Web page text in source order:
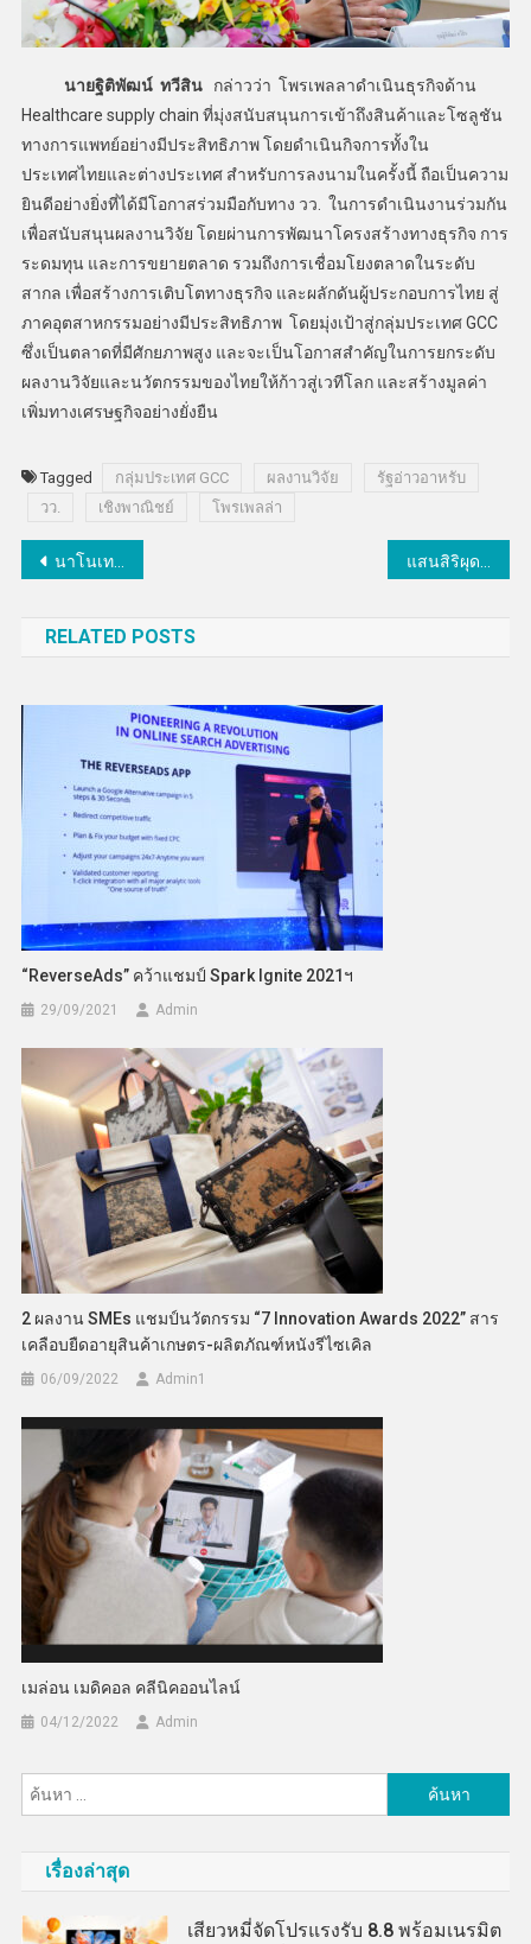
นายฐิติพัฒน์ ทวีสิน กล่าวว่า โพรเพลลาดำเนินธุรกิจด้าน
Healthcare supply chain ที่มุ่งสนับสนุนการเข้าถึงสินค้าและโซลูชัน
ทางการแพทย์อย่างมีประสิทธิภาพ โดยดำเนินกิจการทั้งใน
ประเทศไทยและต่างประเทศ สำหรับการลงนามในครั้งนี้ ถือเป็นความ
ยินดีอย่างยิ่งที่ได้มีโอกาสร่วมมือกับทาง วว. ในการดำเนินงานร่วมกัน
เพื่อสนับสนุนผลงานวิจัย โดยผ่านการพัฒนาโครงสร้างทางธุรกิจ การ
ระดมทุน และการขยายตลาด รวมถึงการเชื่อมโยงตลาดในระดับ
สากล เพื่อสร้างการเติบโตทางธุรกิจ และผลักดันผู้ประกอบการไทย สู่
ภาคอุตสาหกรรมอย่างมีประสิทธิภาพ โดยมุ่งเป้าสู่กลุ่มประเทศ GCC
ซึ่งเป็นตลาดที่มีศักยภาพสูง และจะเป็นโอกาสสำคัญในการยกระดับ
ผลงานวิจัยและนวัตกรรมของไทยให้ก้าวสู่เวทีโลก และสร้างมูลค่า
เพิ่มทางเศรษฐกิจอย่างยั่งยืน
Tagged กลุ่มประเทศ GCC ผลงานวิจัย
รัฐอ่าวอาหรับ
วว.
เชิงพาณิชย์ โพรเพลล่า
แนะแนว
นาโนเทค สวทช.จับมือกรมอนามัยส่งนวัตกรรมยกระดับคุณภาพน้ำประปาหมู่บ้าน แสนสิริผุด“เศรษฐสิริ เกรท วงแหวน–จตุโชติ” มูลค่า 3,000 ล้าน ปลุกศักยภาพทำเลฮอตรามอินทรา ราคาที่ดินขยับ 8–12%
RELATED POSTS
“ReverseAds” คว้าแชมป์ Spark Ignite 2021ฯ
29/09/2021 Admin
2 ผลงาน SMEs แชมป์นวัตกรรม “7 Innovation Awards 2022” สาร
เคลือบยืดอายุสินค้าเกษตร-ผลิตภัณฑ์หนังรีไซเคิล
06/09/2022 Admin​1
เมล่อน เมดิคอล คลีนิคออนไลน์
04/12/2022 Admin
สำหรับ:
เรื่องล่าสุด
เสียวหมี่จัดโปรแรงรับ 8.8 พร้อมเนรมิต